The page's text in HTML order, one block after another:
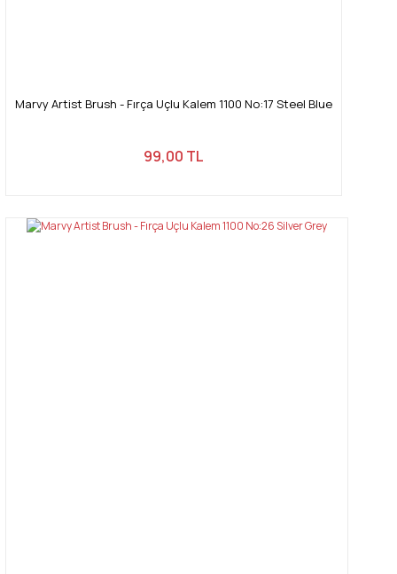
Marvy Artist Brush - Fırça Uçlu Kalem 1100 No:17 Steel Blue
99,00 TL